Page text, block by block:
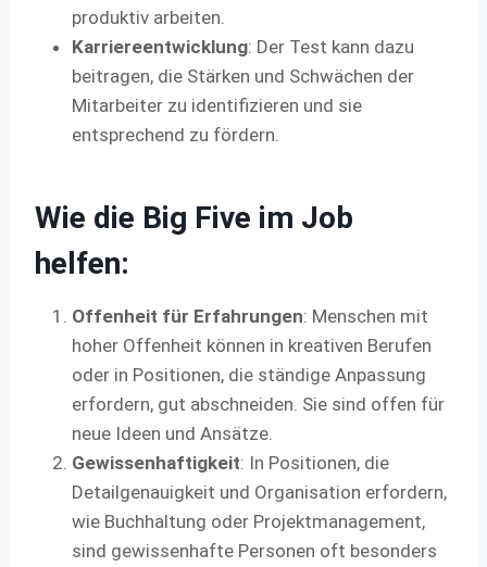
produktiv arbeiten.
Karriereentwicklung: Der Test kann dazu
beitragen, die Stärken und Schwächen der
Mitarbeiter zu identifizieren und sie
entsprechend zu fördern.
Wie die Big Five im Job
helfen:
Offenheit für Erfahrungen: Menschen mit
hoher Offenheit können in kreativen Berufen
oder in Positionen, die ständige Anpassung
erfordern, gut abschneiden. Sie sind offen für
neue Ideen und Ansätze.
Gewissenhaftigkeit: In Positionen, die
Detailgenauigkeit und Organisation erfordern,
wie Buchhaltung oder Projektmanagement,
sind gewissenhafte Personen oft besonders